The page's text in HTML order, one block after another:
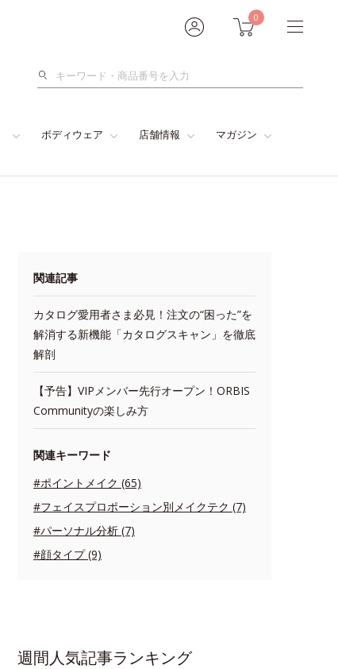
0
検
ボディウェア 店舗情報 マガジン
関連記事
カタログ愛用者さま必見！注文の“困った”を
解消する新機能「カタログスキャン」を徹底
解剖
【予告】VIPメンバー先行オープン！ORBIS
Communityの楽しみ方
関連キーワード
#ポイントメイク (65)
#フェイスプロポーション別メイクテク (7)
#パーソナル分析 (7)
#顔タイプ (9)
週間人気記事ランキング